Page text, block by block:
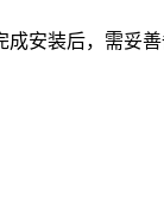
成安装后，需妥善